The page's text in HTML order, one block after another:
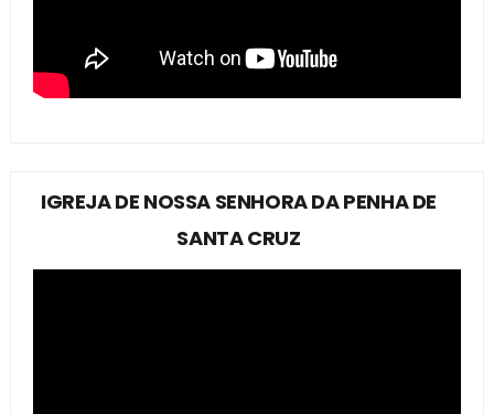
IGREJA DE NOSSA SENHORA DA PENHA DE
SANTA CRUZ